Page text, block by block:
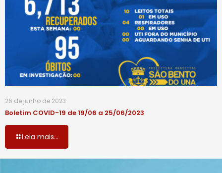
26 de junho de 2023
Boletim COVID-19 de 19/06 a 25/06/2023
Leia mais...